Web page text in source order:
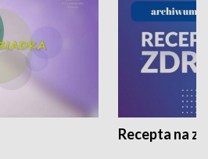
Recepta na